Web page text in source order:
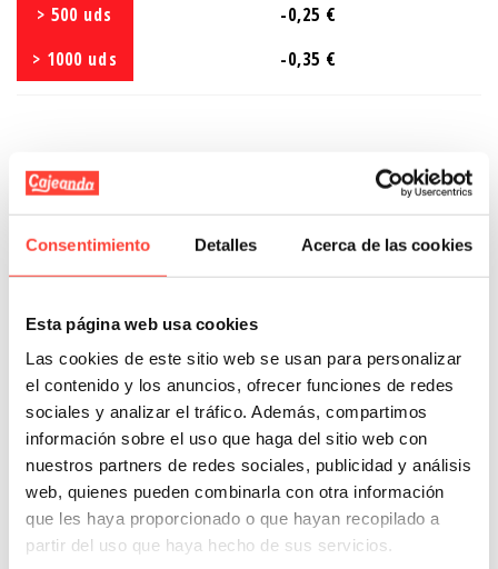
Consentimiento Detalles Acerca de las cookies
Esta página web usa cookies
Las cookies de este sitio web se usan para personalizar
el contenido y los anuncios, ofrecer funciones de redes
sociales y analizar el tráfico. Además, compartimos
información sobre el uso que haga del sitio web con
nuestros partners de redes sociales, publicidad y análisis
web, quienes pueden combinarla con otra información
que les haya proporcionado o que hayan recopilado a
partir del uso que haya hecho de sus servicios.
> 500 uds
-0,25 €
> 1000 uds
-0,35 €
Descripción
Trusted Shops Opiniones
PRODUCTOS RELACIONADOS
No hay artículos